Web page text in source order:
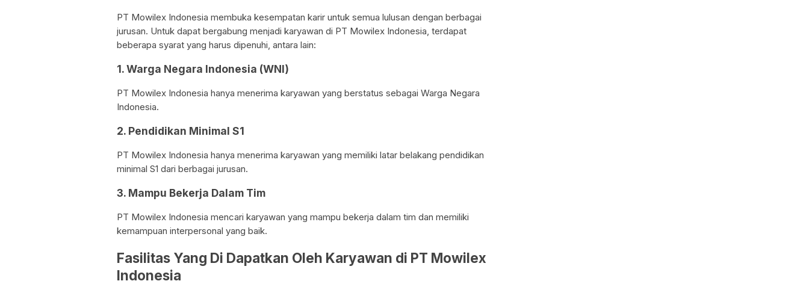
PT Mowilex Indonesia membuka kesempatan karir untuk semua lulusan dengan berbagai
jurusan. Untuk dapat bergabung menjadi karyawan di PT Mowilex Indonesia, terdapat
beberapa syarat yang harus dipenuhi, antara lain:
1. Warga Negara Indonesia (WNI)
PT Mowilex Indonesia hanya menerima karyawan yang berstatus sebagai Warga Negara
Indonesia.
2. Pendidikan Minimal S1
PT Mowilex Indonesia hanya menerima karyawan yang memiliki latar belakang pendidikan
minimal S1 dari berbagai jurusan.
3. Mampu Bekerja Dalam Tim
PT Mowilex Indonesia mencari karyawan yang mampu bekerja dalam tim dan memiliki
kemampuan interpersonal yang baik.
Fasilitas Yang Di Dapatkan Oleh Karyawan di PT Mowilex
Indonesia